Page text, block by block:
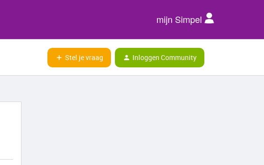
mijn Simpel
Stel je vraag Inloggen Community